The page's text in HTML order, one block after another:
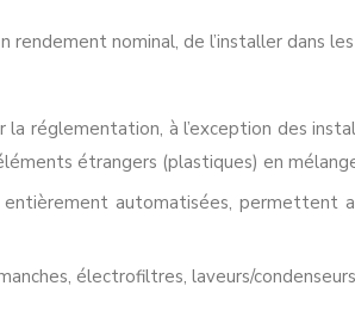
nominal, de l’installer dans
réglementation, à l’exception des
étrangers (plastiques) en
automatisées,
électrofiltres, laveurs/